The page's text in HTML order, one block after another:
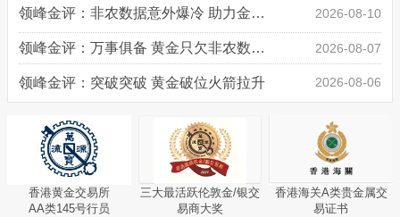
领峰金评：非农数据意外爆冷 助力金价大涨创新高 2026-08-10
领峰金评：万事俱备 黄金只欠非农数据“东风” 2026-08-07
领峰金评：突破突破 黄金破位火箭拉升 2026-08-06
香港黄金交易所
AA类145号行员
三大最活跃伦敦金/银交
易商大奖
香港海关A类贵金属交
易证书